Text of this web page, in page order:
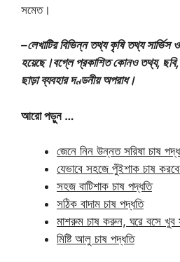
সমেত।
–লেখাটির বিভিন্ন তথ্য কৃষি তথ্য
হয়েছে।বগ্লে প্রকাশিত কোনও তথ্য, ছবি,
ছাড়া ব্যবহার দণ্ডনীয় অপরাধ।
আরো পড়ুন …
জেনে নিন উন্নত সরিষা চাষ
যেভাবে সহজে পুঁইশাক চাষ
সহজ বাটিশাক চাষ পদ্ধতি
সঠিক বাদাম চাষ পদ্ধতি
মাশরুম চাষ করুন, ঘরে বসে
মিষ্টি আলু চাষ পদ্ধতি